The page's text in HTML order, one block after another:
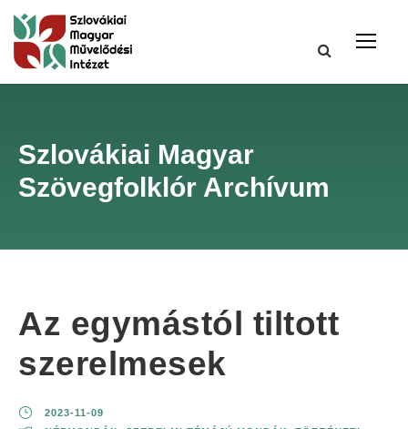
Szlovákiai Magyar
Szövegfolklór Archívum
Az egymástól tiltott
szerelmesek
2023-11-09